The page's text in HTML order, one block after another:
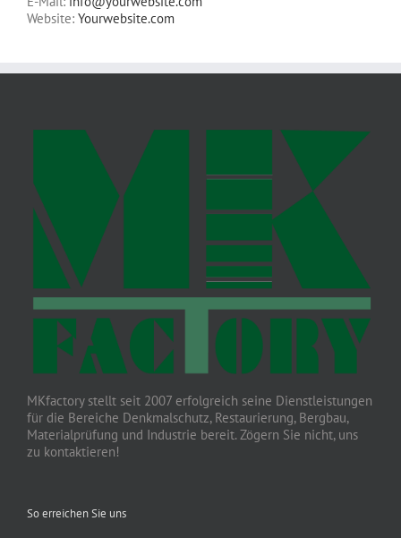
Website: Yourwebsite.com
MKfactory stellt seit 2007 erfolgreich seine Dienstleistungen
für die Bereiche Denkmalschutz, Restaurierung, Bergbau,
Materialprüfung und Industrie bereit. Zögern Sie nicht, uns
zu kontaktieren!
So erreichen Sie uns